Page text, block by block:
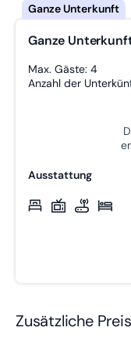
Ganze
Max. Gäste: 4
Anzahl der
Ausstattung
Zusätzliche